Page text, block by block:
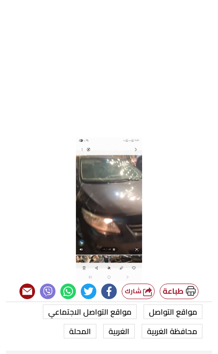
طباعة
مواقع التواصل
مواقع التواصل الاجتماعي
محافظة الغربية
الغربية المحلة